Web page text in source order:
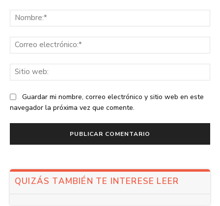
Guardar mi nombre, correo electrónico y sitio web en este
navegador la próxima vez que comente.
QUIZÁS TAMBIÉN TE INTERESE LEER